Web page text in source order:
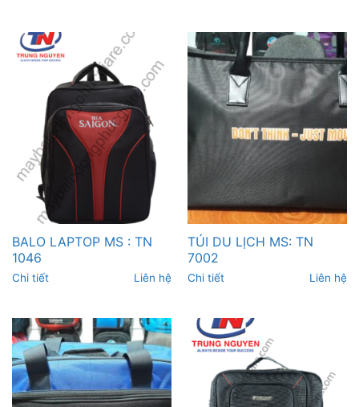
BALO LAPTOP MS : TN
1046
Chi tiết Liên hệ
TÚI DU LỊCH MS: TN
7002
Chi tiết Liên hệ